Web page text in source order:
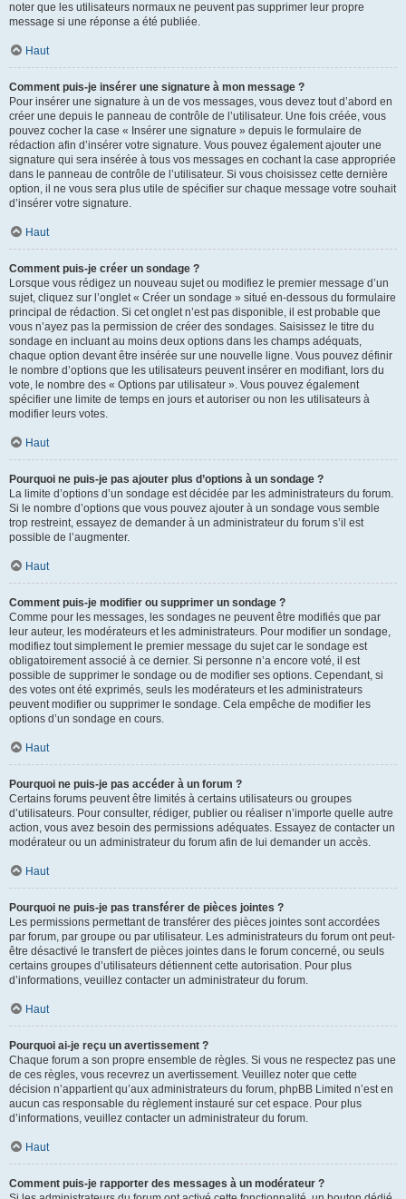
noter que les utilisateurs normaux ne peuvent pas supprimer leur propre
message si une réponse a été publiée.
Haut
Comment puis-je insérer une signature à mon message ?
Pour insérer une signature à un de vos messages, vous devez tout d’abord en
créer une depuis le panneau de contrôle de l’utilisateur. Une fois créée, vous
pouvez cocher la case « Insérer une signature » depuis le formulaire de
rédaction afin d’insérer votre signature. Vous pouvez également ajouter une
signature qui sera insérée à tous vos messages en cochant la case appropriée
dans le panneau de contrôle de l’utilisateur. Si vous choisissez cette dernière
option, il ne vous sera plus utile de spécifier sur chaque message votre souhait
d’insérer votre signature.
Haut
Comment puis-je créer un sondage ?
Lorsque vous rédigez un nouveau sujet ou modifiez le premier message d’un
sujet, cliquez sur l’onglet « Créer un sondage » situé en-dessous du formulaire
principal de rédaction. Si cet onglet n’est pas disponible, il est probable que
vous n’ayez pas la permission de créer des sondages. Saisissez le titre du
sondage en incluant au moins deux options dans les champs adéquats,
chaque option devant être insérée sur une nouvelle ligne. Vous pouvez définir
le nombre d’options que les utilisateurs peuvent insérer en modifiant, lors du
vote, le nombre des « Options par utilisateur ». Vous pouvez également
spécifier une limite de temps en jours et autoriser ou non les utilisateurs à
modifier leurs votes.
Haut
Pourquoi ne puis-je pas ajouter plus d’options à un sondage ?
La limite d’options d’un sondage est décidée par les administrateurs du forum.
Si le nombre d’options que vous pouvez ajouter à un sondage vous semble
trop restreint, essayez de demander à un administrateur du forum s’il est
possible de l’augmenter.
Haut
Comment puis-je modifier ou supprimer un sondage ?
Comme pour les messages, les sondages ne peuvent être modifiés que par
leur auteur, les modérateurs et les administrateurs. Pour modifier un sondage,
modifiez tout simplement le premier message du sujet car le sondage est
obligatoirement associé à ce dernier. Si personne n’a encore voté, il est
possible de supprimer le sondage ou de modifier ses options. Cependant, si
des votes ont été exprimés, seuls les modérateurs et les administrateurs
peuvent modifier ou supprimer le sondage. Cela empêche de modifier les
options d’un sondage en cours.
Haut
Pourquoi ne puis-je pas accéder à un forum ?
Certains forums peuvent être limités à certains utilisateurs ou groupes
d’utilisateurs. Pour consulter, rédiger, publier ou réaliser n’importe quelle autre
action, vous avez besoin des permissions adéquates. Essayez de contacter un
modérateur ou un administrateur du forum afin de lui demander un accès.
Haut
Pourquoi ne puis-je pas transférer de pièces jointes ?
Les permissions permettant de transférer des pièces jointes sont accordées
par forum, par groupe ou par utilisateur. Les administrateurs du forum ont peut-
être désactivé le transfert de pièces jointes dans le forum concerné, ou seuls
certains groupes d’utilisateurs détiennent cette autorisation. Pour plus
d’informations, veuillez contacter un administrateur du forum.
Haut
Pourquoi ai-je reçu un avertissement ?
Chaque forum a son propre ensemble de règles. Si vous ne respectez pas une
de ces règles, vous recevrez un avertissement. Veuillez noter que cette
décision n’appartient qu’aux administrateurs du forum, phpBB Limited n’est en
aucun cas responsable du règlement instauré sur cet espace. Pour plus
d’informations, veuillez contacter un administrateur du forum.
Haut
Comment puis-je rapporter des messages à un modérateur ?